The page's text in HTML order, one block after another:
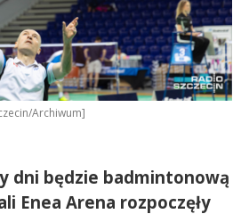
Archiwum]
dni będzie badmintonową
Enea Arena rozpoczęły